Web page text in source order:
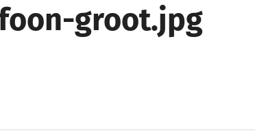
groot.jpg